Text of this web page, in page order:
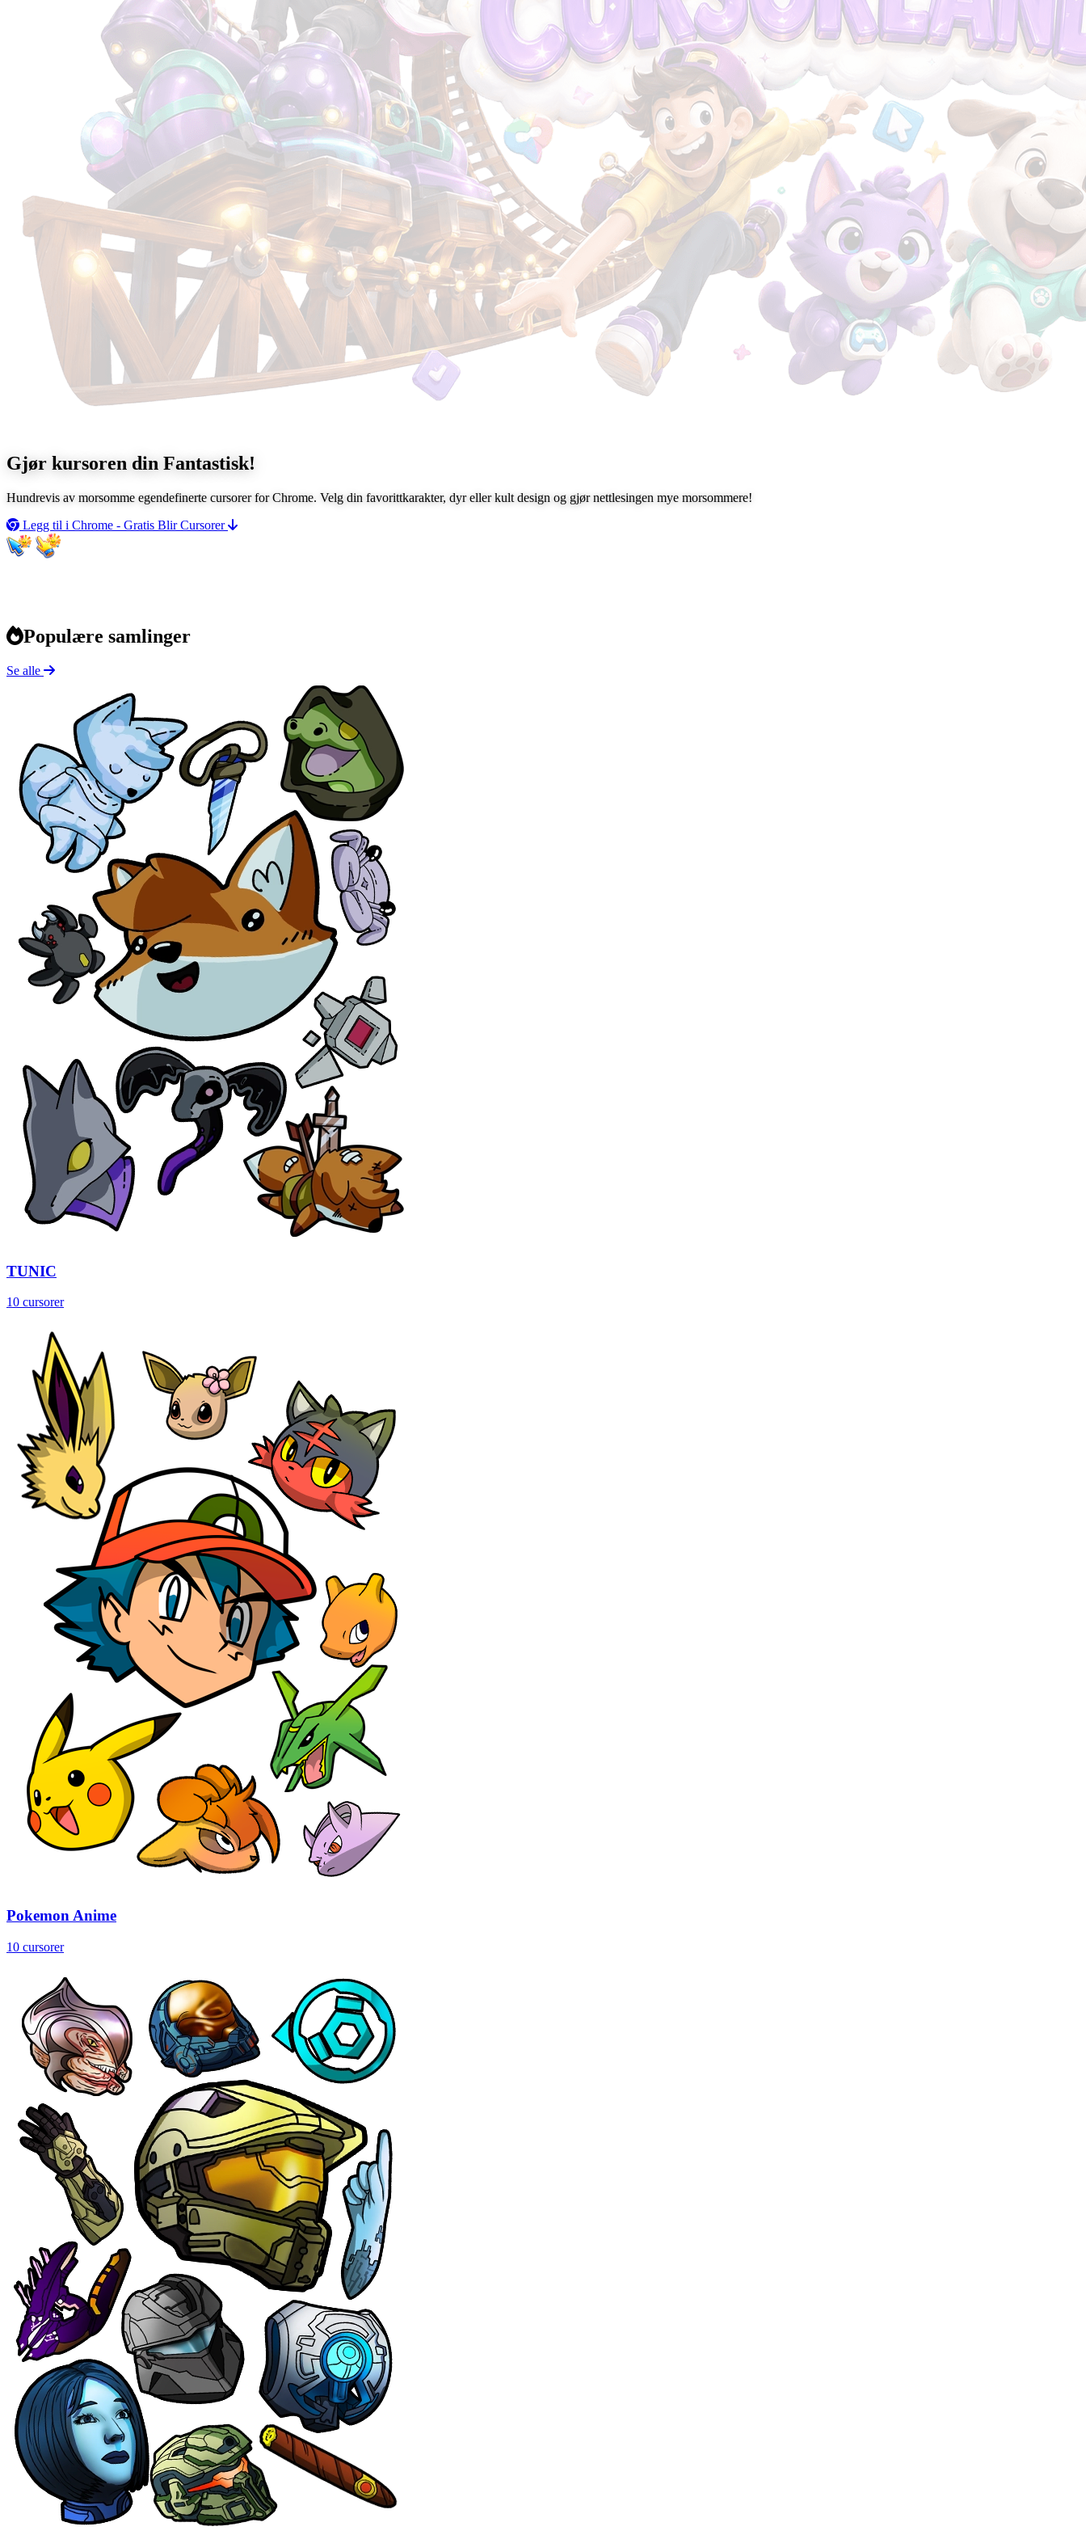
Gjør kursoren din Fantastisk!
Hundrevis av morsomme egendefinerte cursorer for Chrome. Velg din favorittkarakter, dyr eller kult design og gjør nettlesingen mye morsommere!
Legg til i Chrome - Gratis Blir Cursorer
Populære samlinger
Se alle
TUNIC
10 cursorer
Pokemon Anime
10 cursorer